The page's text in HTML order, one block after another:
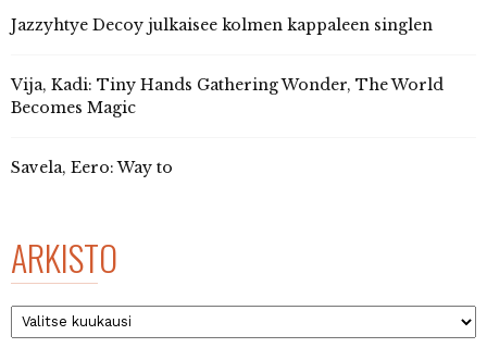
Jazzyhtye Decoy julkaisee kolmen kappaleen singlen
Vija, Kadi: Tiny Hands Gathering Wonder, The World
Becomes Magic
Savela, Eero: Way to
ARKISTO
Arkisto